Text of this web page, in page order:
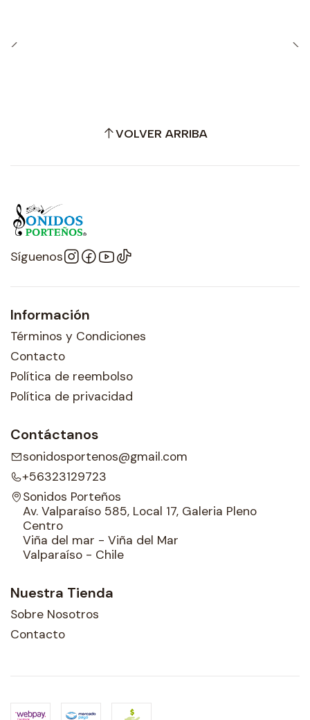
VOLVER ARRIBA
Síguenos
Información
Términos y Condiciones
Contacto
Política de reembolso
Política de privacidad
Contáctanos
sonidosportenos@gmail.com
+56323129723
Sonidos Porteños
Av. Valparaíso 585, Local 17, Galeria Pleno
Centro
Viña del mar - Viña del Mar
Valparaíso - Chile
Nuestra Tienda
Sobre Nosotros
Contacto